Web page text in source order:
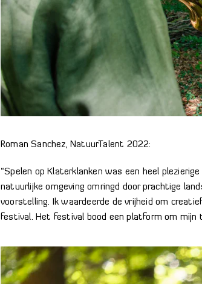
Roman Sanchez, NatuurTalent 2022:
“Spelen op Klaterklanken was een heel
natuurlijke omgeving omringd door prachtige
voorstelling. Ik waardeerde de vrijheid om
festival. Het festival bood een platform om mijn